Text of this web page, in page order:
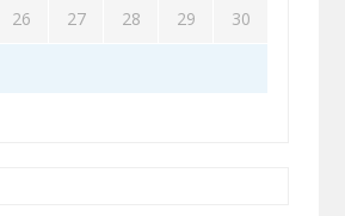
26 27 28 29 30